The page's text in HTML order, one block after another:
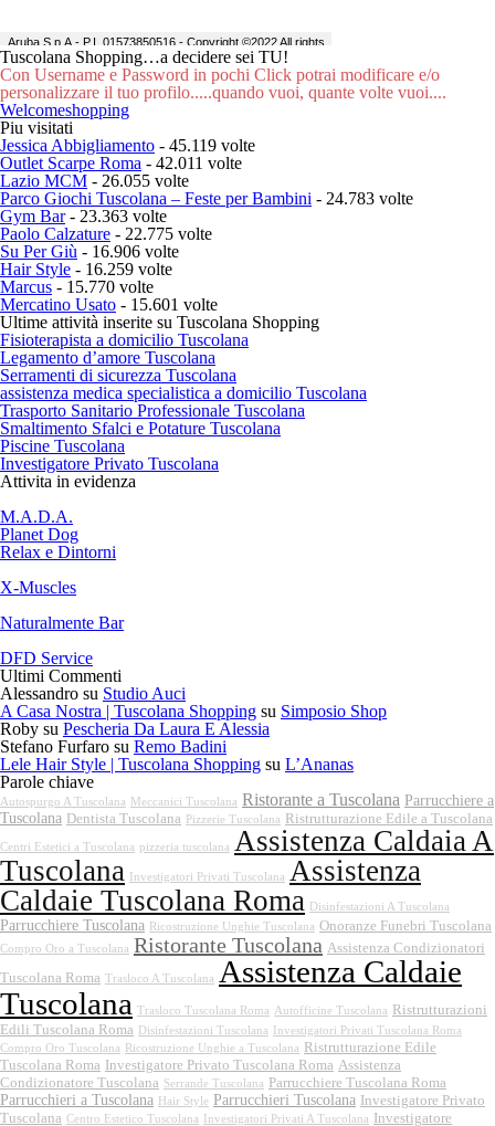
Tuscolana Shopping…a decidere sei TU!
Con Username e Password in pochi Click potrai modificare e/o
personalizzare il tuo profilo.....quando vuoi, quante volte vuoi....
Welcomeshopping
Piu visitati
Jessica Abbigliamento - 45.119 volte
Outlet Scarpe Roma - 42.011 volte
Lazio MCM - 26.055 volte
Parco Giochi Tuscolana – Feste per Bambini - 24.783 volte
Gym Bar- 23.363 volte
Paolo Calzature - 22.775 volte
Su Per Giù - 16.906 volte
Hair Style - 16.259 volte
Marcus - 15.770 volte
Mercatino Usato - 15.601 volte
Ultime attività inserite su Tuscolana Shopping
Fisioterapista a domicilio Tuscolana
Legamento d’amore Tuscolana
Serramenti di sicurezza Tuscolana
assistenza medica specialistica a domicilio Tuscolana
Trasporto Sanitario Professionale Tuscolana
Smaltimento Sfalci e Potature Tuscolana
Piscine Tuscolana
Investigatore Privato Tuscolana
Attivita in evidenza
M.A.D.A.
Planet Dog
Relax e Dintorni
X-Muscles
Naturalmente Bar
DFD Service
Ultimi Commenti
Alessandro su Studio Auci
A Casa Nostra | Tuscolana Shopping su Simposio Shop
Roby su Pescheria Da Laura E Alessia
Stefano Furfaro su Remo Badini
Lele Hair Style | Tuscolana Shopping su L’Ananas
Parole chiave
Autospurgo A Tuscolana Meccanici Tuscolana Ristorante a Tuscolana Parrucchiere a
Tuscolana Dentista Tuscolana Pizzerie Tuscolana Ristrutturazione Edile a Tuscolana
Centri Estetici a Tuscolana pizzeria tuscolana Assistenza Caldaia A
Tuscolana
Investigatori Privati Tuscolana Assistenza
Caldaie Tuscolana Roma
Disinfestazioni A Tuscolana
Parrucchiere Tuscolana Ricostruzione Unghie Tuscolana Onoranze Funebri Tuscolana
Compro Oro a Tuscolana Ristorante Tuscolana Assistenza Condizionatori
Tuscolana Roma Trasloco A Tuscolana
Assistenza Caldaie
Tuscolana Trasloco Tuscolana Roma Autofficine Tuscolana
Ristrutturazioni
Edili Tuscolana Roma
Disinfestazioni Tuscolana
Investigatori Privati Tuscolana Roma
Compro Oro Tuscolana
Ricostruzione Unghie a Tuscolana
Ristrutturazione Edile
Tuscolana Roma Investigatore Privato Tuscolana Roma Assistenza
Condizionatore Tuscolana Serrande Tuscolana Parrucchiere Tuscolana Roma
Parrucchieri a Tuscolana Hair Style Parrucchieri Tuscolana Investigatore Privato
Tuscolana Centro Estetico Tuscolana Investigatori Privati A Tuscolana Investigatore